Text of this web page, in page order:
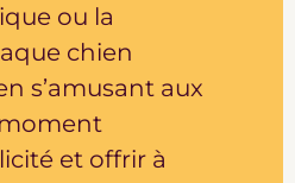
ou la
chien
s’amusant aux
et offrir à